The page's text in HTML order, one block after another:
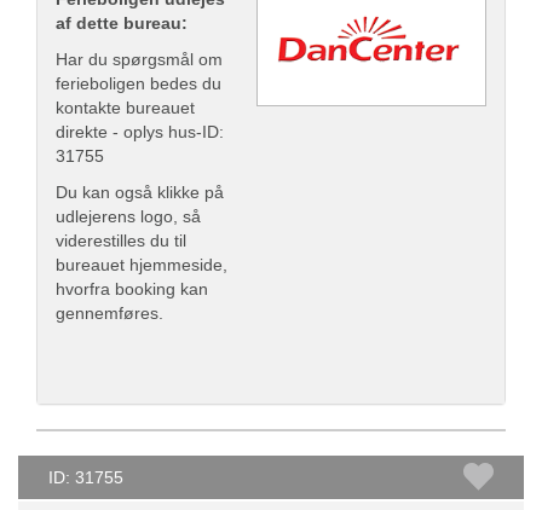
af dette bureau:
Har du spørgsmål om
ferieboligen bedes du
kontakte bureauet
direkte - oplys hus-ID:
31755
Du kan også klikke på
udlejerens logo, så
viderestilles du til
bureauet hjemmeside,
hvorfra booking kan
gennemføres.
ID: 31755